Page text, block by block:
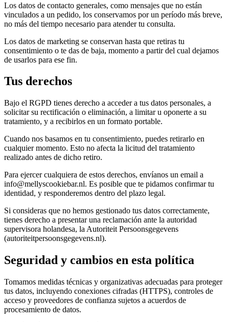
Los datos de contacto generales, como mensajes que no están
vinculados a un pedido, los conservamos por un período más breve,
no más del tiempo necesario para atender tu consulta.
Los datos de marketing se conservan hasta que retiras tu
consentimiento o te das de baja, momento a partir del cual dejamos
de usarlos para ese fin.
Tus derechos
Bajo el RGPD tienes derecho a acceder a tus datos personales, a
solicitar su rectificación o eliminación, a limitar u oponerte a su
tratamiento, y a recibirlos en un formato portable.
Cuando nos basamos en tu consentimiento, puedes retirarlo en
cualquier momento. Esto no afecta la licitud del tratamiento
realizado antes de dicho retiro.
Para ejercer cualquiera de estos derechos, envíanos un email a
info@mellyscookiebar.nl. Es posible que te pidamos confirmar tu
identidad, y responderemos dentro del plazo legal.
Si consideras que no hemos gestionado tus datos correctamente,
tienes derecho a presentar una reclamación ante la autoridad
supervisora holandesa, la Autoriteit Persoonsgegevens
(autoriteitpersoonsgegevens.nl).
Seguridad y cambios en esta política
Tomamos medidas técnicas y organizativas adecuadas para proteger
tus datos, incluyendo conexiones cifradas (HTTPS), controles de
acceso y proveedores de confianza sujetos a acuerdos de
procesamiento de datos.